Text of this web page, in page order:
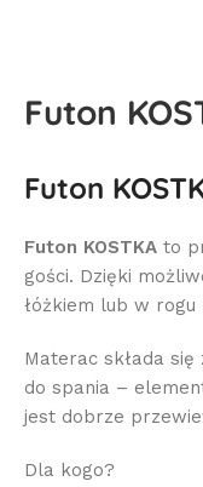
Futon
Futon
Futon KOSTKA to
gości. Dzięki
łóżkiem lub w rogu
Materac składa
do spania –
jest dobrze
Dla kogo?